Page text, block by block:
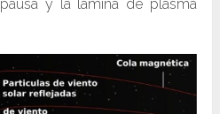
y la lamina de plasma